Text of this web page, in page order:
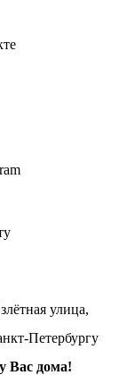
улица,
Петербургу
Вас дома!